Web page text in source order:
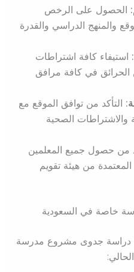
الحصول على الرخص
والمنهج الدراسي والقدرة
استيفاء كافة اشتراطات
الحرائق في كافة مرافق
التأكد من توافق الموقع مع
والاشتراطات الصحية
من حصول جميع المعلمين
من هيئة تقويم
خاصة في السعودية
دراسة جدوى مشروع مدرسة